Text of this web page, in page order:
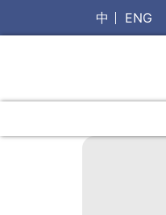
中 ENG